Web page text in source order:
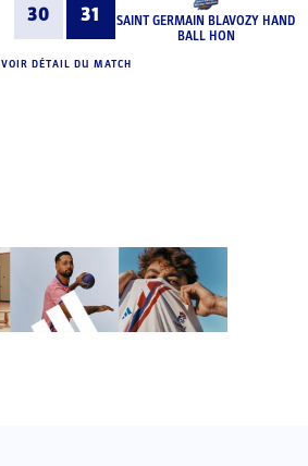
30 31
SAINT GERMAIN BLAVOZY HAND
BALL HON
VOIR DÉTAIL DU MATCH